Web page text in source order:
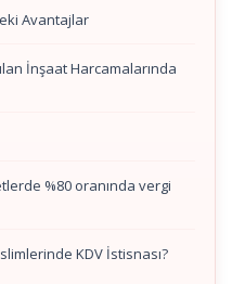
Avantajlar
İnşaat Harcamalarında
%80 oranında vergi
KDV İstisnası?